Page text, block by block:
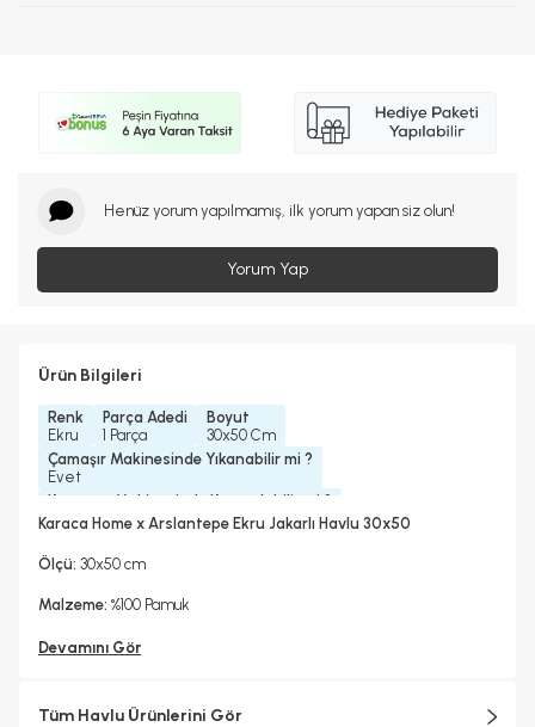
Henüz yorum yapılmamış, ilk yorum yapan siz olun!
Yorum Yap
Ürün Bilgileri
Renk
Ekru
Parça Adedi
1 Parça
Boyut
30x50 Cm
Çamaşır Makinesinde Yıkanabilir mi ?
Evet
Kurutma Makinesinde Kurutulabilir mi ?
Evet
Evet
Karaca Home x Arslantepe Ekru Jakarlı Havlu 30x50
Ölçü: 30x50 cm
Malzeme: %100 Pamuk
Devamını Gör
Tüm Havlu Ürünlerini Gör